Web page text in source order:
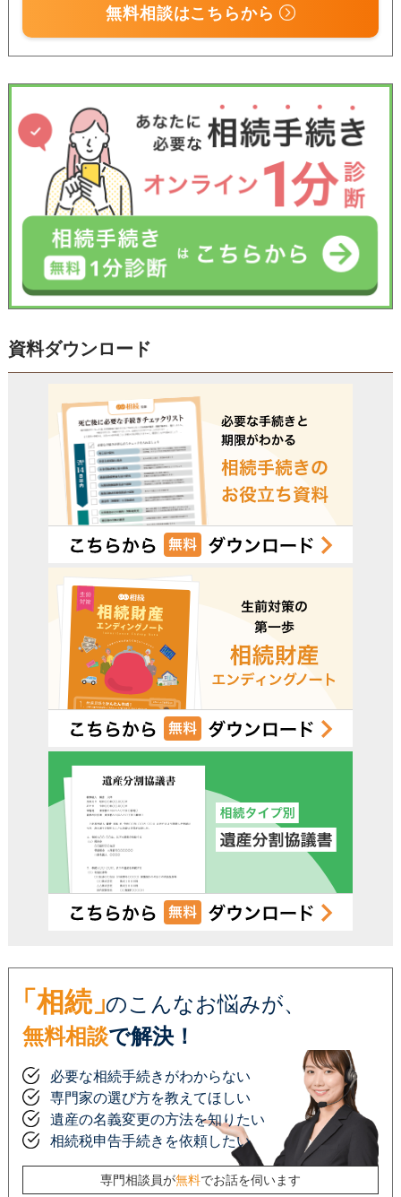
電話受付時間 – 平日 9:00 – 19:00 / 土日祝 9:00 –18:00
無料相談はこちらから
資料ダウンロード
「相続」のこんなお悩みが、
無料相談で解決！
必要な相続手続きがわからない
専門家の選び方を教えてほしい
遺産の名義変更の方法を知りたい
相続税申告手続きを依頼したい
専門相談員が無料でお話を伺います